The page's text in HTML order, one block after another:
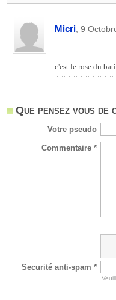
Micri, 9
c'est le rose du
Que pensez vous
Votre pseudo
Commentaire *
Securité anti-spam *